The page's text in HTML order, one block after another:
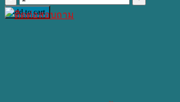
บอก
Add to cart